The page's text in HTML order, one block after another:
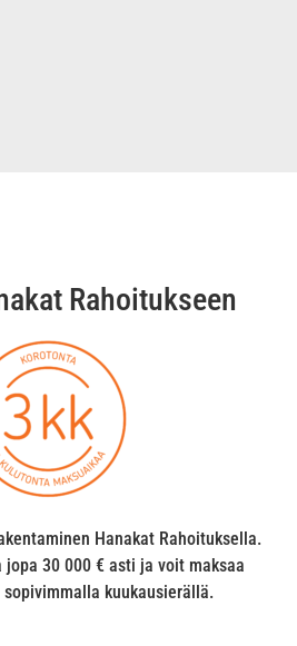
Rahoitukseen
Hanakat Rahoituksella.
jopa 30 000 € asti ja voit maksaa
kuukausierällä.